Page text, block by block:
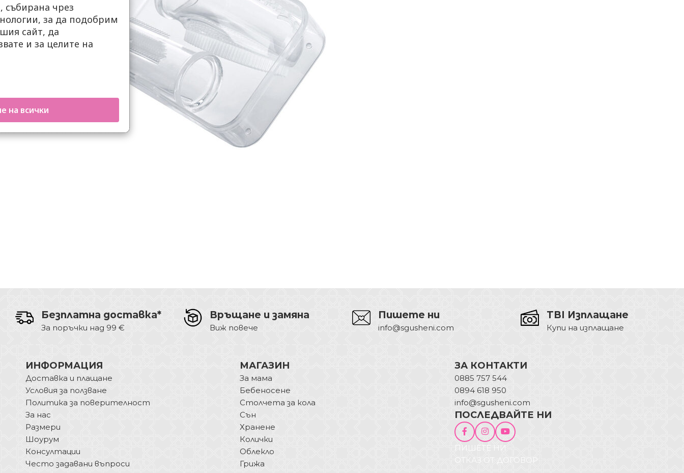
Безплатна доставка*
За поръчки над 99 €
Връщане и замяна
Виж повече
Пишете ни
info@sgusheni.com
TBI Изплащане
Купи на изплащане
ИНФОРМАЦИЯ
Доставка и плащане
Условия за ползване
Политика за поверителност
За нас
Размери
Шоурум
Консултации
Често задавани въпроси
МАГАЗИН
За мама
Бебеносене
Столчета за кола
Сън
Хранене
Колички
Облекло
Грижа
ЗА КОНТАКТИ
0885 757 544
0894 618 950
info@sgusheni.com
ПОСЛЕДВАЙТЕ НИ
чрез
за да подобрим
сайт, да
и за целите на
на всички